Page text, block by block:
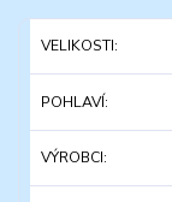
VELIKOSTI
POHLAVÍ
VÝROBCI